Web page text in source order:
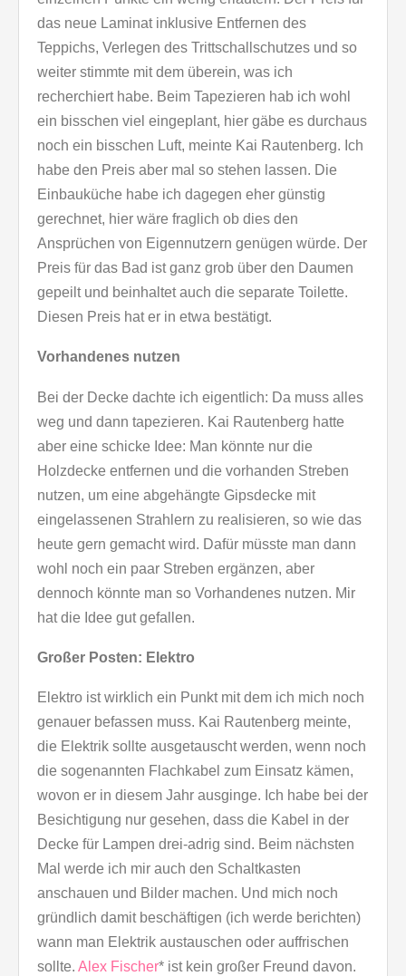
das neue Laminat inklusive Entfernen des
Teppichs, Verlegen des Trittschallschutzes und so
weiter stimmte mit dem überein, was ich
recherchiert habe. Beim Tapezieren hab ich wohl
ein bisschen viel eingeplant, hier gäbe es durchaus
noch ein bisschen Luft, meinte Kai Rautenberg. Ich
habe den Preis aber mal so stehen lassen. Die
Einbauküche habe ich dagegen eher günstig
gerechnet, hier wäre fraglich ob dies den
Ansprüchen von Eigennutzern genügen würde. Der
Preis für das Bad ist ganz grob über den Daumen
gepeilt und beinhaltet auch die separate Toilette.
Diesen Preis hat er in etwa bestätigt.
Vorhandenes nutzen
Bei der Decke dachte ich eigentlich: Da muss alles
weg und dann tapezieren. Kai Rautenberg hatte
aber eine schicke Idee: Man könnte nur die
Holzdecke entfernen und die vorhanden Streben
nutzen, um eine abgehängte Gipsdecke mit
eingelassenen Strahlern zu realisieren, so wie das
heute gern gemacht wird. Dafür müsste man dann
wohl noch ein paar Streben ergänzen, aber
dennoch könnte man so Vorhandenes nutzen. Mir
hat die Idee gut gefallen.
Großer Posten: Elektro
Elektro ist wirklich ein Punkt mit dem ich mich noch
genauer befassen muss. Kai Rautenberg meinte,
die Elektrik sollte ausgetauscht werden, wenn noch
die sogenannten Flachkabel zum Einsatz kämen,
wovon er in diesem Jahr ausginge. Ich habe bei der
Besichtigung nur gesehen, dass die Kabel in der
Decke für Lampen drei-adrig sind. Beim nächsten
Mal werde ich mir auch den Schaltkasten
anschauen und Bilder machen. Und mich noch
gründlich damit beschäftigen (ich werde berichten)
wann man Elektrik austauschen oder auffrischen
sollte. Alex Fischer* ist kein großer Freund davon.